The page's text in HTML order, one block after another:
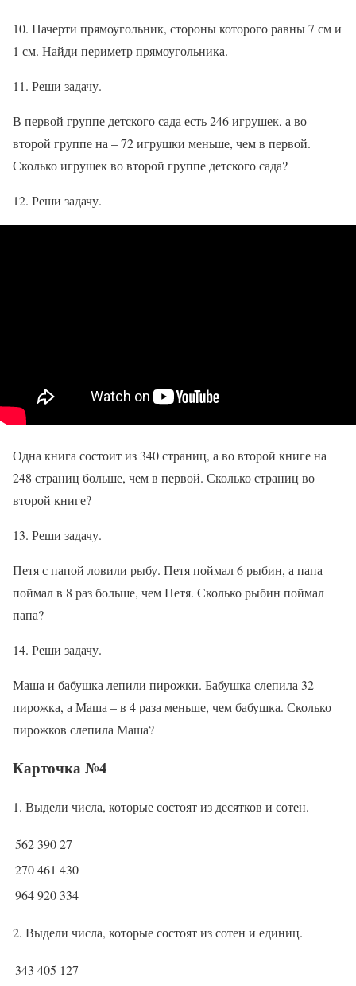
10. Начерти прямоугольник, стороны которого равны 7 см и
1 см. Найди периметр прямоугольника.
11. Реши задачу.
В первой группе детского сада есть 246 игрушек, а во
второй группе на – 72 игрушки меньше, чем в первой.
Сколько игрушек во второй группе детского сада?
12. Реши задачу.
Одна книга состоит из 340 страниц, а во второй книге на
248 страниц больше, чем в первой. Сколько страниц во
второй книге?
13. Реши задачу.
Петя с папой ловили рыбу. Петя поймал 6 рыбин, а папа
поймал в 8 раз больше, чем Петя. Сколько рыбин поймал
папа?
14. Реши задачу.
Маша и бабушка лепили пирожки. Бабушка слепила 32
пирожка, а Маша – в 4 раза меньше, чем бабушка. Сколько
пирожков слепила Маша?
Карточка №4
1. Выдели числа, которые состоят из десятков и сотен.
562 39027
270461 430
964920 334
2. Выдели числа, которые состоят из сотен и единиц.
343 405 127